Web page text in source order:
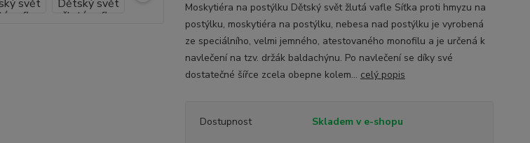
Moskytiéra na postýlku Dětský svět žlutá vafle Síťka proti hmyzu na
postýlku, moskytiéra na postýlku, nebesa nad postýlku je vyrobená
ze speciálního, velmi jemného, atestovaného monofilu a je určená k
navlečení na tzv. držák baldachýnu. Po navlečení se díky své
dostatečné šířce zcela obepne kolem... celý popis
Dostupnost Skladem v e-shopu